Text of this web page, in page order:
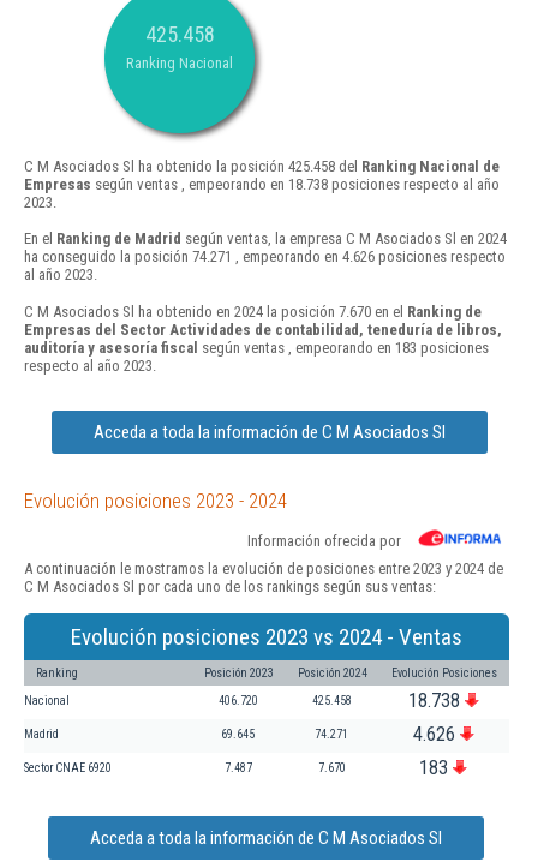
425.458
Ranking Nacional
C M Asociados Sl ha obtenido la posición 425.458 del Ranking Nacional de
Empresas según ventas , empeorando en 18.738 posiciones respecto al año
2023.
En el Ranking de Madrid según ventas, la empresa C M Asociados Sl en 2024
ha conseguido la posición 74.271 , empeorando en 4.626 posiciones respecto
al año 2023.
C M Asociados Sl ha obtenido en 2024 la posición 7.670 en el Ranking de
Empresas del Sector Actividades de contabilidad, teneduría de libros,
auditoría y asesoría fiscal según ventas , empeorando en 183 posiciones
respecto al año 2023.
Acceda a toda la información de C M Asociados Sl
Evolución posiciones 2023 - 2024
Información ofrecida por
A continuación le mostramos la evolución de posiciones entre 2023 y 2024 de
C M Asociados Sl por cada uno de los rankings según sus ventas:
Evolución posiciones 2023 vs 2024 - Ventas
Ranking Posición 2023 Posición 2024 Evolución Posiciones
Nacional 406.720 425.458 18.738
Madrid 69.645 74.271 4.626
Sector CNAE 6920 7.487 7.670 183
Acceda a toda la información de C M Asociados Sl